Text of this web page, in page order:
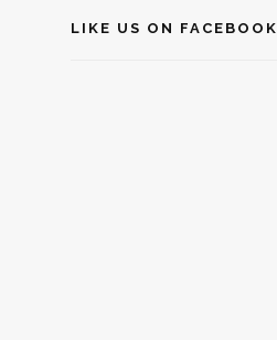
LIKE US ON FACEBOOK